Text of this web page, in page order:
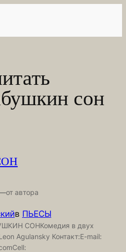
сон
от автора
в ПЬЕСЫ
СОНКомедия в двух
Agulansky Контакт:E-mail: